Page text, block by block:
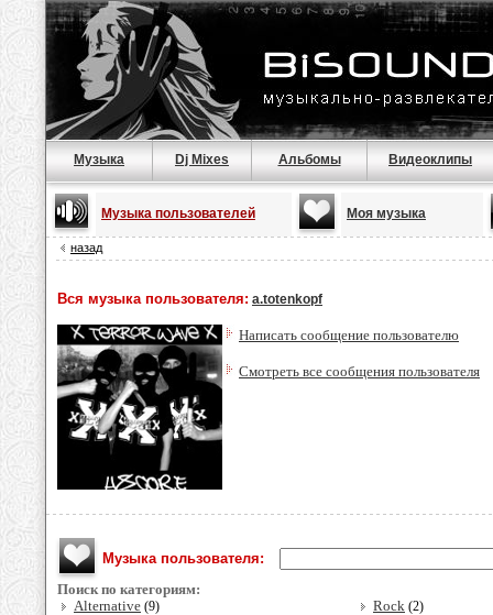
Музыка Dj Mixes Альбомы Видеоклипы
Музыка пользователей Моя музыка
назад
Вся музыка пользователя: a.totenkopf
Написать сообщение пользователю
Смотреть все сообщения пользователя
Музыка пользователя:
Поиск по категориям:
Alternative (9) Rock (2)